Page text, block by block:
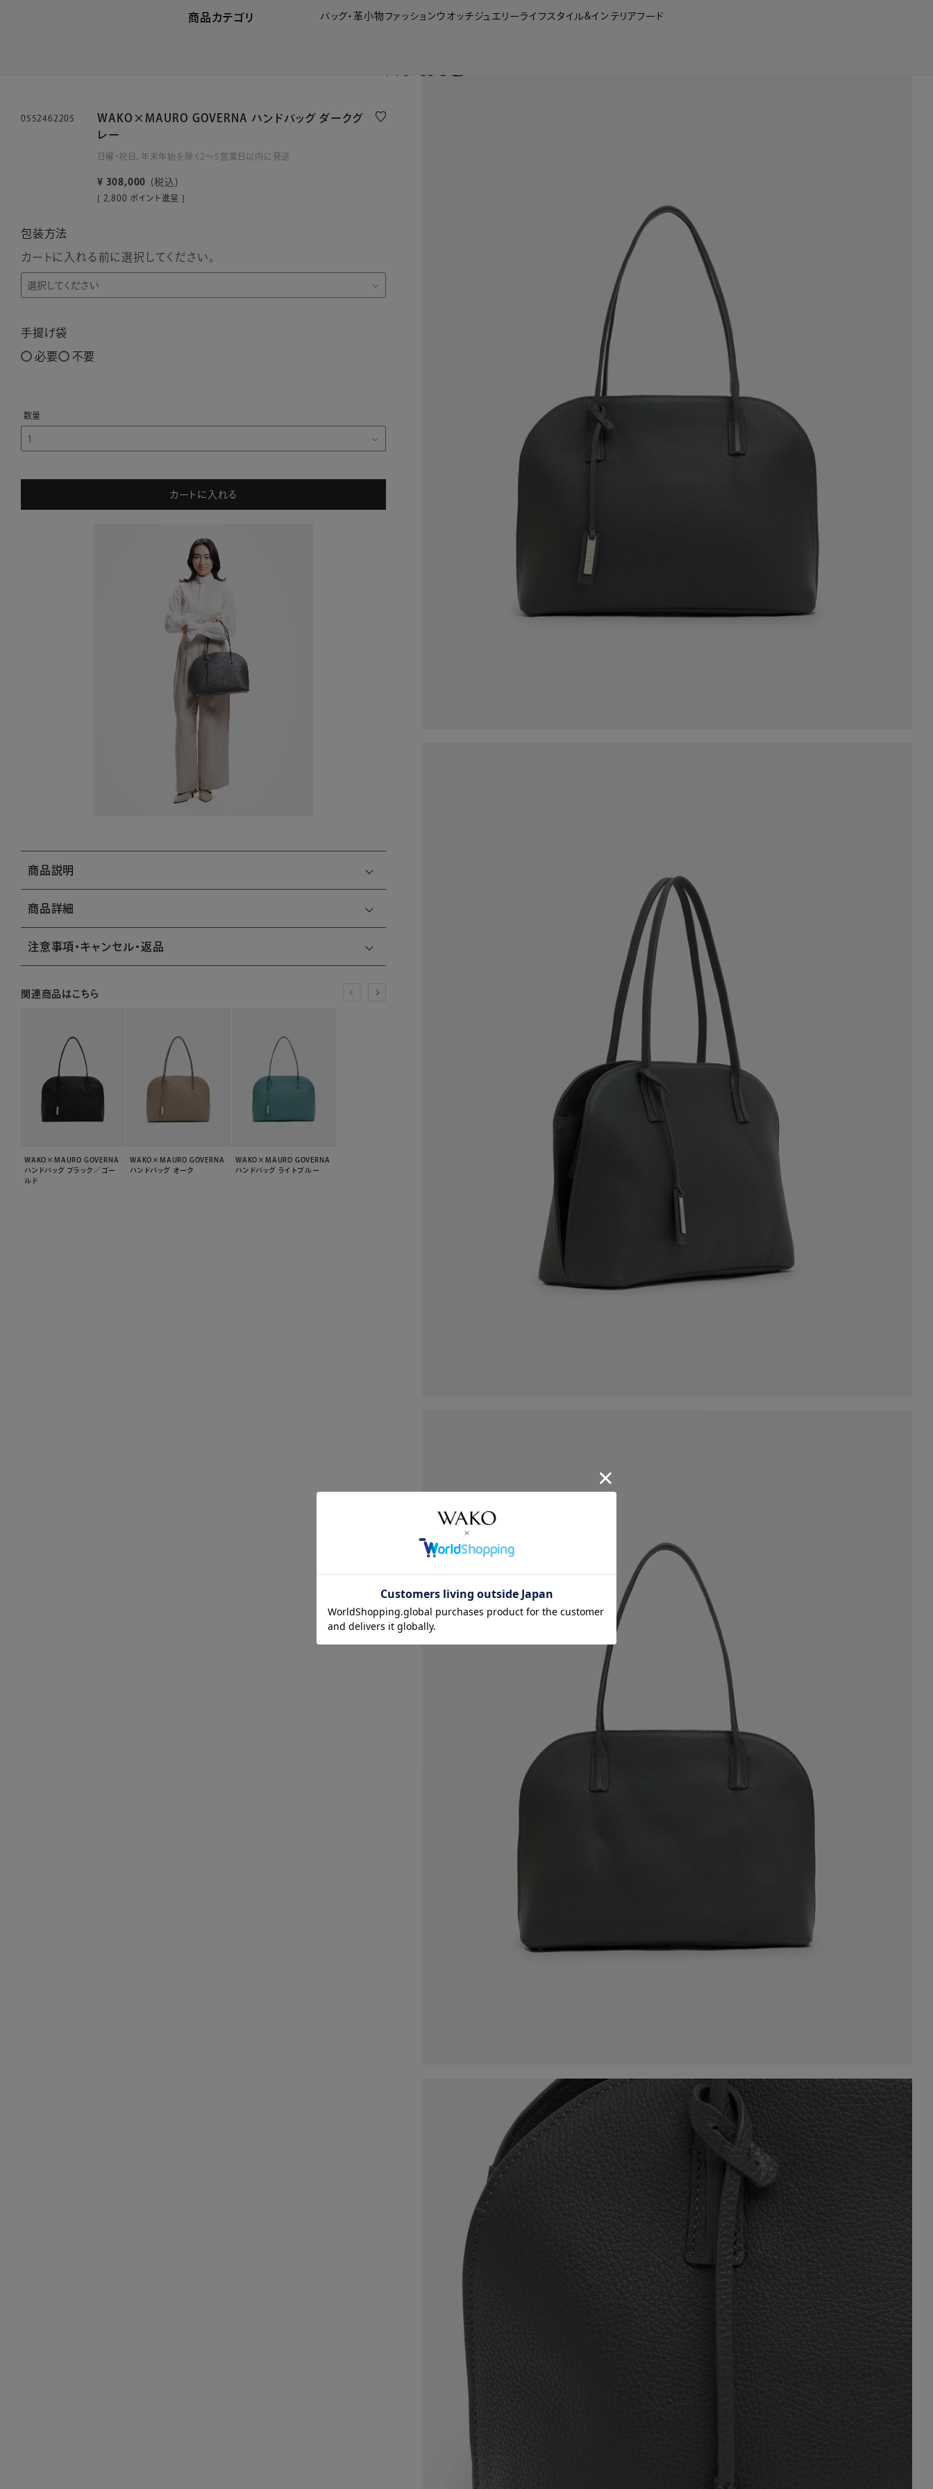
商品カテゴリ バッグ・革小物 ファッションウオッチジュエリー ライフスタイル&インテリアフード
0552462205
WAKO×MAURO GOVERNA ハンドバッグ ダークグ
レー
日曜・祝日、年末年始を除く2～5営業日以内に発送
¥ 308,000 税込
[ 2,800 ポイント進呈 ]
包装方法
カートに入れる前に選択してください。
手提げ袋
必要 不要
カートに入れる
商品説明
商品詳細
注意事項・キャンセル・返品
関連商品はこちら
WAKO×MAURO GOVERNA
ハンドバッグ ブラック／ゴー
ルド
WAKO×MAURO GOVERNA
ハンドバッグ オーク
WAKO×MAURO GOVERNA
ハンドバッグ ライトブルー